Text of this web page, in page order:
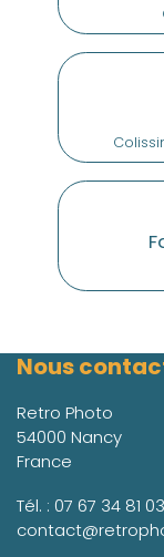
Nous
Retro Photo
54000 Nancy
France
Tél. : 07 67 34 81 03